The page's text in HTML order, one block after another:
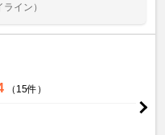
イン）
（15件）